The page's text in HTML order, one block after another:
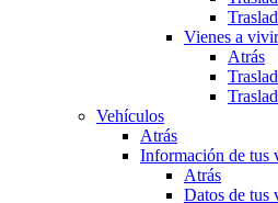
Vienes a
Atrás
Vehículos
Atrás
Información de tus
Atrás
Datos de tus